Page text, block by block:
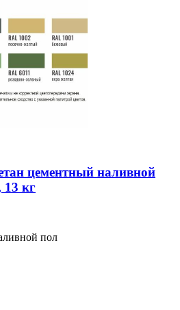
цементный наливной
кг
пол